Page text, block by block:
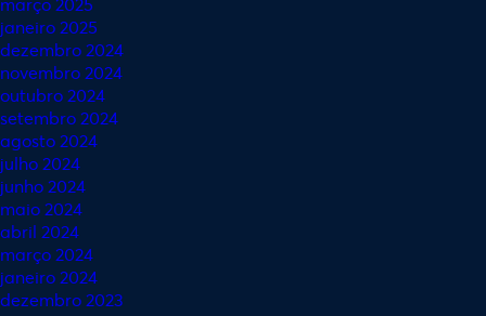
janeiro 2025
dezembro 2024
novembro 2024
outubro 2024
setembro 2024
agosto 2024
julho 2024
junho 2024
maio 2024
abril 2024
março 2024
janeiro 2024
dezembro 2023